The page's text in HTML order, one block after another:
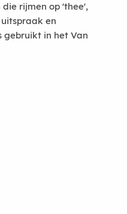
rijmen op 'thee',
en
gebruikt in het Van